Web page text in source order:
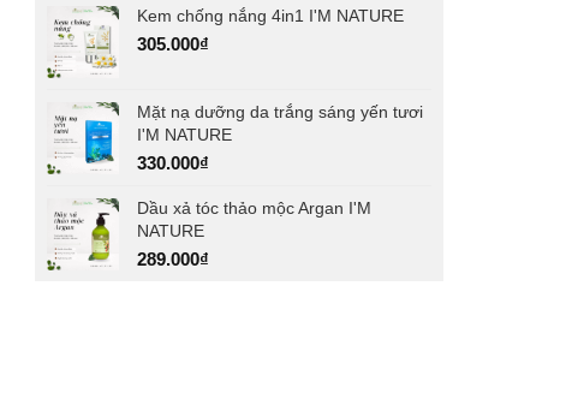
Kem chống nắng 4in1 I'M NATURE
305.000₫
Mặt nạ dưỡng da trắng sáng yến tươi
I'M NATURE
330.000₫
Dầu xả tóc thảo mộc Argan I'M
NATURE
289.000₫